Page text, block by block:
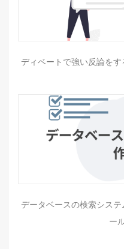
ディベートで強い反論をす
データベースの検索シス
ー